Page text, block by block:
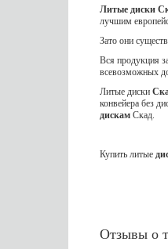
Литые диски
лучшим
Зато они
Вся продукция
всевозможных
Литые диски
конвейера без
дискам Скад.
Купить литые
Отзывы о